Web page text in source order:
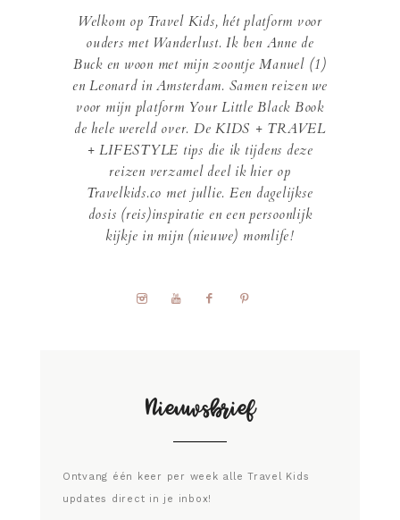
Welkom op Travel Kids, hét platform voor
ouders met Wanderlust. Ik ben Anne de
Buck en woon met mijn zoontje Manuel (1)
en Leonard in Amsterdam. Samen reizen we
voor mijn platform Your Little Black Book
de hele wereld over. De KIDS + TRAVEL
+ LIFESTYLE tips die ik tijdens deze
reizen verzamel deel ik hier op
Travelkids.co met jullie. Een dagelijkse
dosis (reis)inspiratie en een persoonlijk
kijkje in mijn (nieuwe) momlife!
Nieuwsbrief
Ontvang één keer per week alle Travel Kids
updates direct in je inbox!